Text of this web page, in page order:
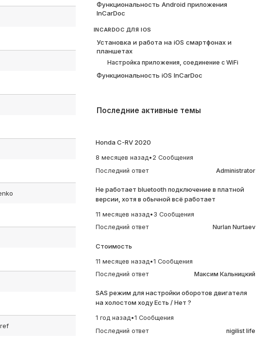
Функциональность Android приложения
InCarDoc
INCARDOC ДЛЯ IOS
Установка и работа на iOS смартфонах и
планшетах
Настройка приложения, соединение с WiFi
Функциональность iOS InCarDoc
Последние активные темы
Honda C-RV 2020
8 месяцев назад• 2 Сообщения
Последний ответ
Administrator
Не работает bluetooth подключение в платной
версии, хотя в обычной всё работает
11 месяцев назад • 3 Сообщения
Последний ответ
Nurlan Nurtaev
Стоимость
11 месяцев назад •1 Сообщения
Последний ответ
Максим Кальницкий
SAS режим для настройки оборотов двигателя
на холостом ходу Есть / Нет ?
1 год назад•1 Сообщения
Последний ответ
nigilist life